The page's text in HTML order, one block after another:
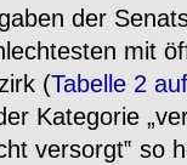
der
mit
(Tabelle 2
Kategorie
versorgt‟ so